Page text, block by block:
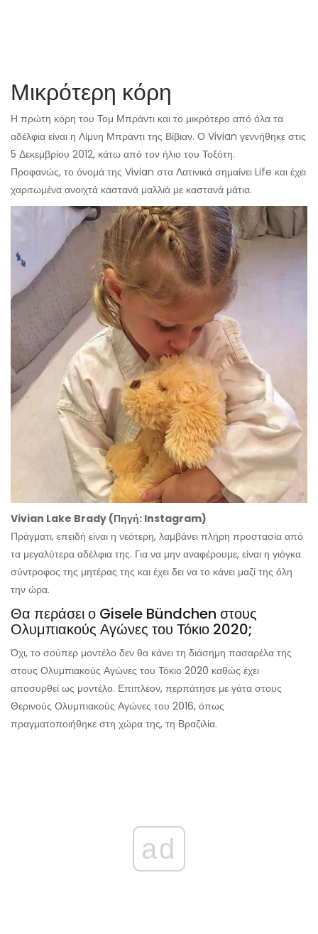
Μικρότερη κόρη
Η πρώτη κόρη του Τομ Μπράντι και το μικρότερο από όλα τα
αδέλφια είναι η Λίμνη Μπράντι της Βίβιαν. Ο Vivian γεννήθηκε στις
5 Δεκεμβρίου 2012, κάτω από τον ήλιο του Τοξότη.
Προφανώς, το όνομά της Vivian στα Λατινικά σημαίνει Life και έχει
χαριτωμένα ανοιχτά καστανά μαλλιά με καστανά μάτια.
Vivian Lake Brady (Πηγή: Instagram)
Πράγματι, επειδή είναι η νεότερη, λαμβάνει πλήρη προστασία από
τα μεγαλύτερα αδέλφια της. Για να μην αναφέρουμε, είναι η γιόγκα
σύντροφος της μητέρας της και έχει δει να το κάνει μαζί της όλη
την ώρα.
Θα περάσει ο Gisele Bündchen στους
Ολυμπιακούς Αγώνες του Τόκιο 2020;
Όχι, το σούπερ μοντέλο δεν θα κάνει τη διάσημη πασαρέλα της
στους Ολυμπιακούς Αγώνες του Τόκιο 2020 καθώς έχει
αποσυρθεί ως μοντέλο. Επιπλέον, περπάτησε με γάτα στους
Θερινούς Ολυμπιακούς Αγώνες του 2016, όπως
πραγματοποιήθηκε στη χώρα της, τη Βραζιλία.
ad